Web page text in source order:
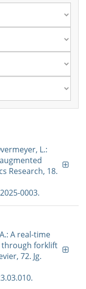
L.:
Research, 18.
0003.
A real-time
through forklift
72. Jg.